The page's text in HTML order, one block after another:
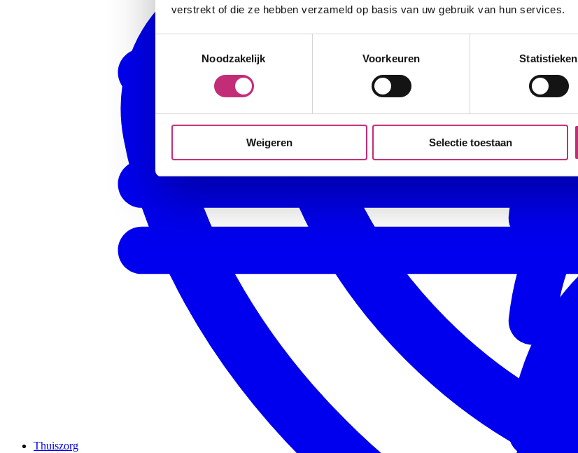
verstrekt of die ze hebben verzameld op basis van uw gebruik van hun services.
Noodzakelijk
Voorkeuren Statistieken
Weigeren Selectie toestaan
Thuiszorg